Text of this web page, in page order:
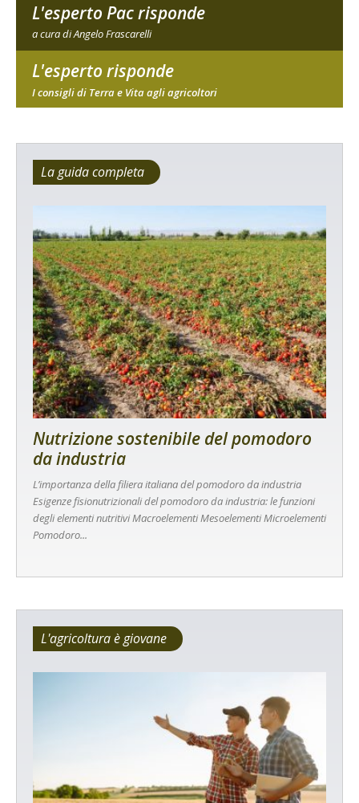
L'esperto Pac risponde
a cura di Angelo Frascarelli
L'esperto risponde
I consigli di Terra e Vita agli agricoltori
La guida completa
Nutrizione sostenibile del pomodoro
da industria
L’importanza della filiera italiana del pomodoro da industria
Esigenze fisionutrizionali del pomodoro da industria: le funzioni
degli elementi nutritivi Macroelementi Mesoelementi Microelementi
Pomodoro...
L'agricoltura è giovane